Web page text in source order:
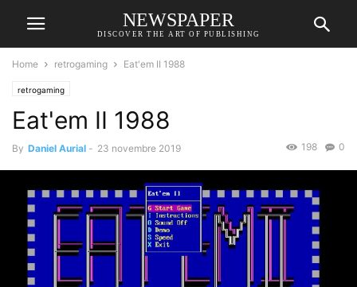
NEWSPAPER
DISCOVER THE ART OF PUBLISHING
Home retrogaming Eat'em II 1988
retrogaming
Eat'em II 1988
By Daniel Aurial - 23 novembre 2019 0
198